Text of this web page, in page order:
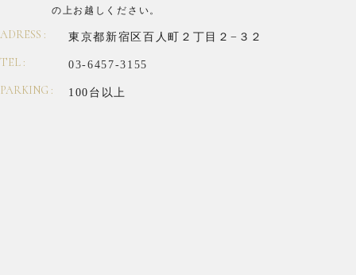
の上お越しください。
ADRESS : 東京都新宿区百人町２丁目２−３２
TEL : 03-6457-3155
PARKING : 100台以上